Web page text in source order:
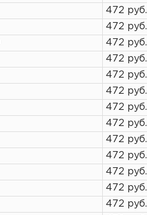
472 руб.
472 руб.
472 руб.
472 руб.
472 руб.
472 руб.
472 руб.
472 руб.
472 руб.
472 руб.
472 руб.
472 руб.
472 руб.